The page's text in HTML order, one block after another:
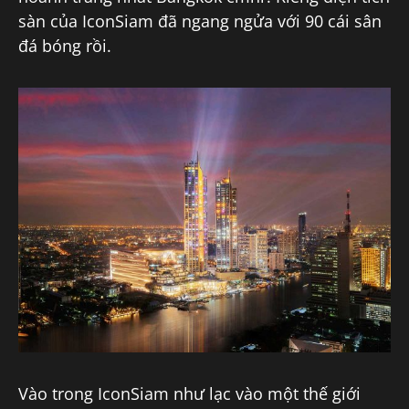
sàn của IconSiam đã ngang ngửa với 90 cái sân
đá bóng rồi.
Vào trong IconSiam như lạc vào một thế giới